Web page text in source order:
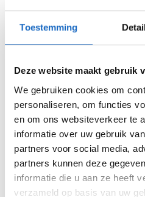
Toestemming
Deze website maakt gebruik
We gebruiken cookies om
personaliseren, om functies
en om ons websiteverkeer te
informatie over uw gebruik
partners voor social media,
partners kunnen deze
informatie die u aan ze heeft
verzameld op basis van uw
praktische en stijlvolle
Deze kasten zorgen voor orde
plafondhoogte, waardoor de
werkplek opgeruimd en
doordachte indeling ontstaat
waarin medewerkers zich
productiever kunnen werken.